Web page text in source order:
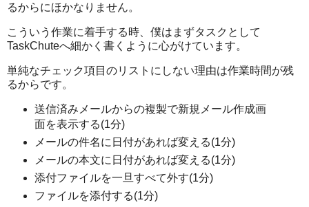
るからにほかなりません。
こういう作業に着手する時、僕はまずタスクとして
TaskChuteへ細かく書くように心がけています。
単純なチェック項目のリストにしない理由は作業時間が残
るからです。
送信済みメールからの複製で新規メール作成画
面を表示する(1分)
メールの件名に日付があれば変える(1分)
メールの本文に日付があれば変える(1分)
添付ファイルを一旦すべて外す(1分)
ファイルを添付する(1分)